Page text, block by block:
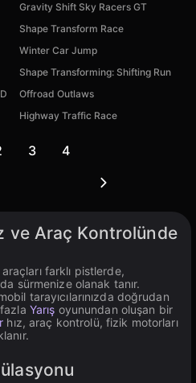
Gravity Shift Sky Racers GT
Shape Transform Race
Winter Car Jump
Shape Transforming: Shifting Run
Offroad Outlaws
Highway Traffic Race
3 4
ve Araç Kontrolünde
araçları farklı pistlerde,
sürmenize olanak tanır.
tarayıcılarınızda doğrudan
Yarış oyunundan oluşan bir
hız, araç kontrolü, fizik motorları